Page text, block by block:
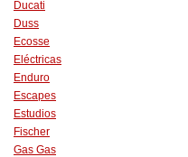
Ducati
Duss
Ecosse
Eléctricas
Enduro
Escapes
Estudios
Fischer
Gas Gas